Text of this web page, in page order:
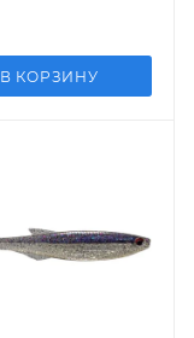
В КОРЗИНУ